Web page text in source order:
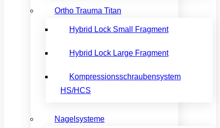
Ortho Trauma Titan
Hybrid Lock Small Fragment
Hybrid Lock Large Fragment
Kompressionsschraubensystem
HS/HCS
Nagelsysteme